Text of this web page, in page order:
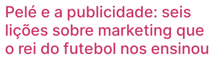
Pelé e a publicidade: seis
lições sobre marketing que
o rei do futebol nos ensinou